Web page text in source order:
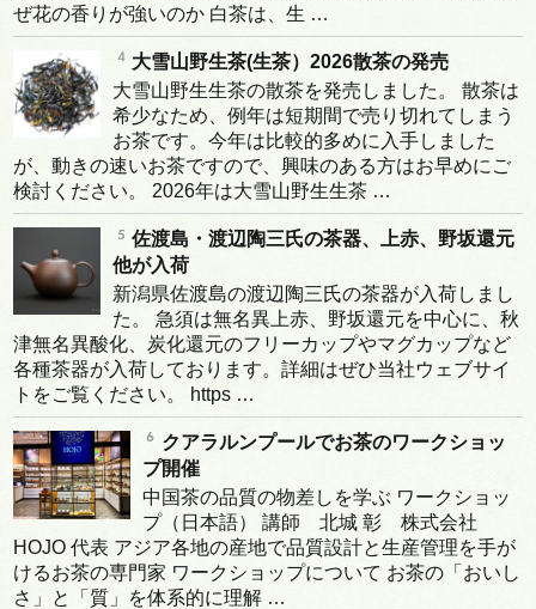
ぜ花の香りが強いのか 白茶は、生 …
大雪山野生茶(生茶）2026散茶の発売
大雪山野生生茶の散茶を発売しました。 散茶は
希少なため、例年は短期間で売り切れてしまう
お茶です。今年は比較的多めに入手しました
が、動きの速いお茶ですので、興味のある方はお早めにご
検討ください。 2026年は大雪山野生生茶 …
佐渡島・渡辺陶三氏の茶器、上赤、野坂還元
他が入荷
新潟県佐渡島の渡辺陶三氏の茶器が入荷しまし
た。 急須は無名異上赤、野坂還元を中心に、秋
津無名異酸化、炭化還元のフリーカップやマグカップなど
各種茶器が入荷しております。詳細はぜひ当社ウェブサイ
トをご覧ください。 https …
クアラルンプールでお茶のワークショッ
プ開催
中国茶の品質の物差しを学ぶ ワークショッ
プ（日本語） 講師 北城 彰 株式会社
HOJO 代表 アジア各地の産地で品質設計と生産管理を手が
けるお茶の専門家 ワークショップについて お茶の「おいし
さ」と「質」を体系的に理解 …